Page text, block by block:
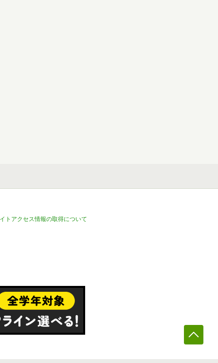
トアクセス情報の取得について